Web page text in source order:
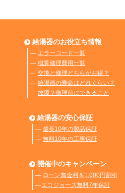
給湯器のお役立ち情報
― エラーコード一覧
― 概算修理費用一覧
― 交換と修理どちらがお得？
― 給湯器の寿命はどれくらい？
― 故障？修理前にできること
給湯器の安心保証
― 最長10年の製品保証
― 無料10年の工事保証
開催中のキャンペーン
― ローン無金利＆1,000円割引
―エコジョーズ無料7年保証